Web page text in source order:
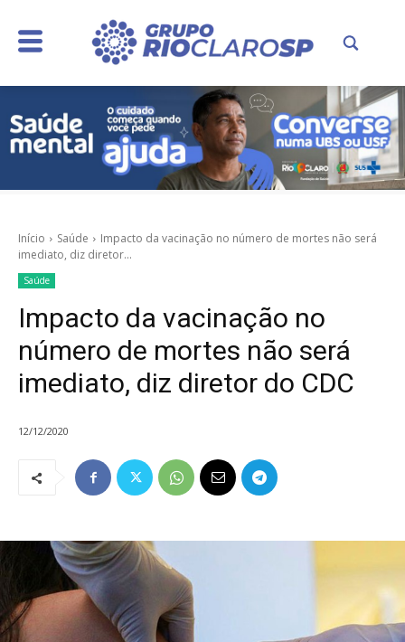
Início Saúde
Impacto da vacinação no número de mortes não será
imediato, diz diretor...
Saúde
Impacto da vacinação no
número de mortes não será
imediato, diz diretor do CDC
12/12/2020